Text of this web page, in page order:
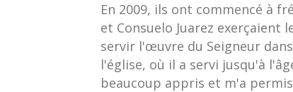
En 2009, ils ont commencé à
et Consuelo Juarez exerçaient
servir l'œuvre du Seigneur
l'église, où il a servi jusqu'à
beaucoup appris et m'a